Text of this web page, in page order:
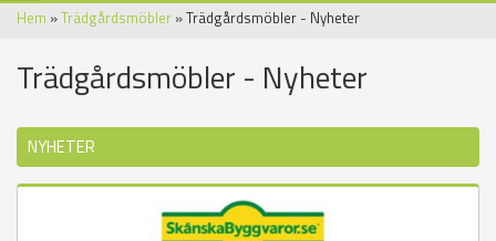
Hem »Trädgårdsmöbler » Trädgårdsmöbler - Nyheter
Trädgårdsmöbler - Nyheter
NYHETER